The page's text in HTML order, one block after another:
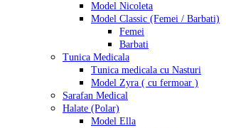
Model Nicoleta
Model Classic (Femei / Barbati)
Femei
Barbati
Tunica Medicala
Tunica medicala cu Nasturi
Model Zyra ( cu fermoar )
Sarafan Medical
Halate (Polar)
Model Ella